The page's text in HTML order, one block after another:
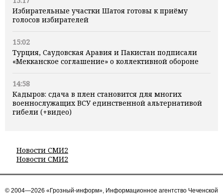
Избирательные участки Шатоя готовы к приёму
голосов избирателей
15:02
Турция, Саудовская Аравия и Пакистан подписали
«Мекканское соглашение» о коллективной обороне
14:58
Кадыров: сдача в плен становится для многих
военнослужащих ВСУ единственной альтернативой
гибели (+видео)
Новости СМИ2
Новости СМИ2
© 2004—2026 «Грозный-информ», Информационное агентство Чеченской